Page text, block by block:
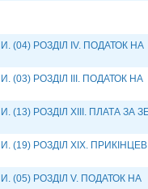
(04) РОЗДІЛ ІV. ПОДАТОК НА
РОЗДІЛ ІІІ. ПОДАТОК НА
(13) РОЗДІЛ ХІІІ. ПЛАТА ЗА
(19) РОЗДІЛ XIX.
(05) РОЗДІЛ V. ПОДАТОК НА